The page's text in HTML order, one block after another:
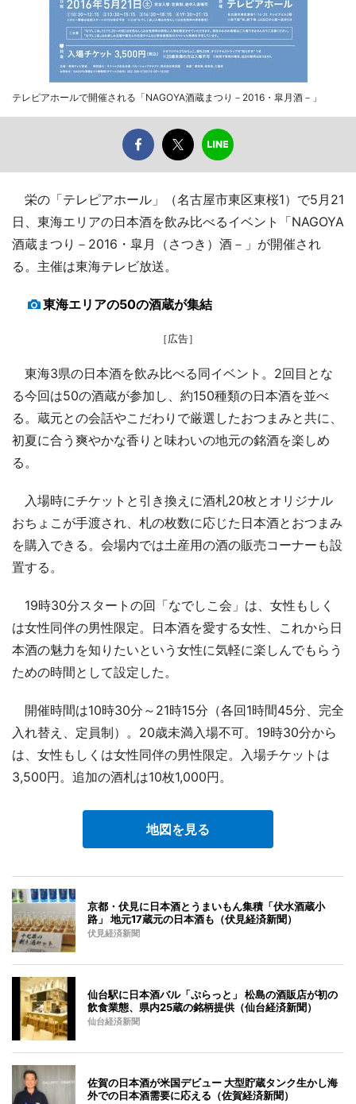
テレピアホールで開催される「NAGOYA酒蔵まつり－2016・皐月酒－」
栄の「テレピアホール」（名古屋市東区東桜1）で5月21
日、東海エリアの日本酒を飲み比べるイベント「NAGOYA
酒蔵まつり－2016・皐月（さつき）酒－」が開催され
る。主催は東海テレビ放送。
東海エリアの50の酒蔵が集結
［広告］
東海3県の日本酒を飲み比べる同イベント。2回目とな
る今回は50の酒蔵が参加し、約150種類の日本酒を並べ
る。蔵元との会話やこだわりで厳選したおつまみと共に、
初夏に合う爽やかな香りと味わいの地元の銘酒を楽しめ
る。
入場時にチケットと引き換えに酒札20枚とオリジナル
おちょこが手渡され、札の枚数に応じた日本酒とおつまみ
を購入できる。会場内では土産用の酒の販売コーナーも設
置する。
19時30分スタートの回「なでしこ会」は、女性もしく
は女性同伴の男性限定。日本酒を愛する女性、これから日
本酒の魅力を知りたいという女性に気軽に楽しんでもらう
ための時間として設定した。
開催時間は10時30分～21時15分（各回1時間45分、完全
入れ替え、定員制）。20歳未満入場不可。19時30分から
は、女性もしくは女性同伴の男性限定。入場チケットは
3,500円。追加の酒札は10枚1,000円。
地図を見る
京都・伏見に日本酒とうまいもん集積「伏水酒蔵小
路」 地元17蔵元の日本酒も（伏見経済新聞）
伏見経済新聞
仙台駅に日本酒バル「ぷらっと」 松島の酒販店が初の
飲食業態、県内25蔵の銘柄提供（仙台経済新聞）
仙台経済新聞
佐賀の日本酒が米国デビュー 大型貯蔵タンク生かし海
外での日本酒需要に応える（佐賀経済新聞）